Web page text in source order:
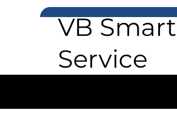
VB Smart
Service